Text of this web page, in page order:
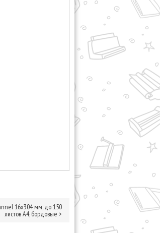
16х304 мм, до 150
листов А4, бордовые >